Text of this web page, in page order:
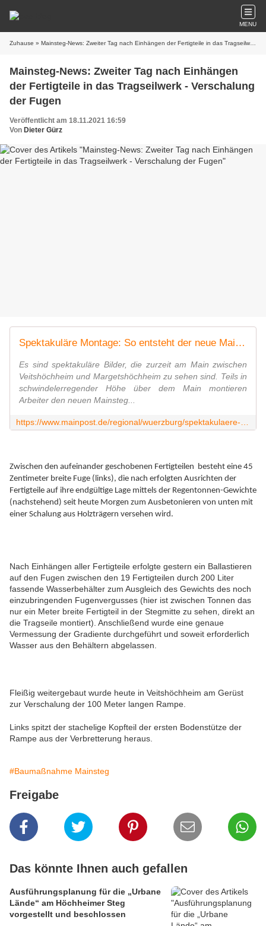
MENU
Zuhause » Mainsteg-News: Zweiter Tag nach Einhängen der Fertigteile in das Tragseilwerk - Verschalung der Fugen
Mainsteg-News: Zweiter Tag nach Einhängen
der Fertigteile in das Tragseilwerk - Verschalung
der Fugen
Veröffentlicht am 18.11.2021 16:59
Von Dieter Gürz
Spektakuläre Montage: So entsteht der neue Mainsteg bei Veitshöchheim
Es sind spektakuläre Bilder, die zurzeit am Main zwischen
Veitshöchheim und Margetshöchheim zu sehen sind. Teils in
schwindelerregender Höhe über dem Main montieren
Arbeiter den neuen Mainsteg...
Zwischen den aufeinander geschobenen Fertigteilen besteht eine 45
Zentimeter breite Fuge (links), die nach erfolgten Ausrichten der
Fertigteile auf ihre endgültige Lage mittels der Regentonnen-Gewichte
(nachstehend) seit heute Morgen zum Ausbetonieren von unten mit
einer Schalung aus Holzträgern versehen wird.
Nach Einhängen aller Fertigteile erfolgte gestern ein Ballastieren
auf den Fugen zwischen den 19 Fertigteilen durch 200 Liter
fassende Wasserbehälter zum Ausgleich des Gewichts des noch
einzubringenden Fugenvergusses (hier ist zwischen Tonnen das
nur ein Meter breite Fertigteil in der Stegmitte zu sehen, direkt an
die Tragseile montiert). Anschließend wurde eine genaue
Vermessung der Gradiente durchgeführt und soweit erforderlich
Wasser aus den Behältern abgelassen.
Fleißig weitergebaut wurde heute in Veitshöchheim am Gerüst
zur Verschalung der 100 Meter langen Rampe.
Links spitzt der stachelige Kopfteil der ersten Bodenstütze der
Rampe aus der Verbretterung heraus.
#Baumaßnahme Mainsteg
Freigabe
Das könnte Ihnen auch gefallen
Ausführungsplanung für die „Urbane
Lände“ am Höchheimer Steg
vorgestellt und beschlossen